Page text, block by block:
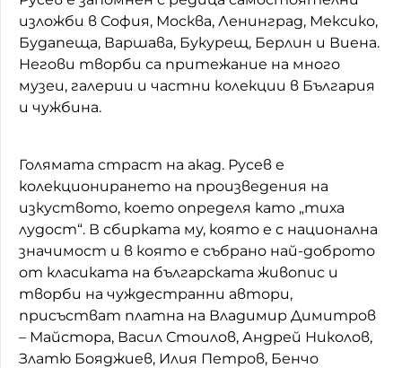
изложби в София, Москва, Ленинград, Мексико,
Будапеща, Варшава, Букурещ, Берлин и Виена.
Негови творби са притежание на много
музеи, галерии и частни колекции в България
и чужбина.
Голямата страст на акад. Русев е
колекционирането на произведения на
изкуството, което определя като „тиха
лудост“. В сбирката му, която е с национална
значимост и в която е събрано най-доброто
от класиката на българската живопис и
творби на чуждестранни автори,
присъстват платна на Владимир Димитров
– Майстора, Васил Стоилов, Андрей Николов,
Златю Бояджиев, Илия Петров, Бенчо